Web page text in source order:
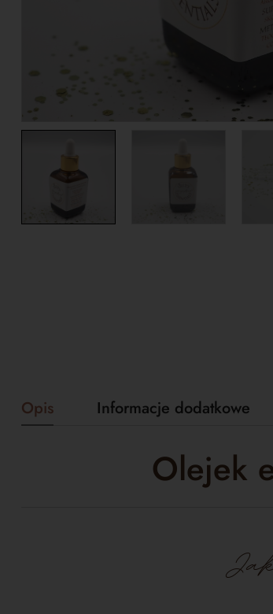
Opis Informacje dodatkowe
Olejek